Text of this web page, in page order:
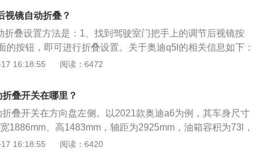
热无法折叠。奥迪后视镜折叠功能智能的地方体现在车辆通
够自动折叠以防损坏后视镜，最大限度避免了擦伤后视镜，
狭窄通道时的可能性。总而言之，不可过于频繁使用操控后
售是有10款车型。2、介绍二：车辆使用的是2.0T涡轮增压
手自一体变速箱，机动车辆的车身长度是4717毫米，宽度是19
毫米轴距是2864毫米，车辆的最小离地间隙是216毫米。
视镜自动折叠？
折叠设置方法是：1、找到驾驶室门把手上的调节后视镜按
的按钮，即可进行折叠设置。关于奥迪q5l的相关信息如下：
其是一款中型suv，车身尺寸是：长4753mm、宽1893mm、
直4缸涡轮增压发动机，最大马力是190ps，最大扭矩是320n
，与其匹配的是7挡双离合变速箱。
16:18:55 阅读：6472
叠开关在哪里？
叠开关在方向盘左侧。以2021款奥迪a6为例，其车身尺寸
1886mm、高1483mm，轴距为2925mm，油箱容积为73l，
1680l。2021款奥迪a6前、后悬架都是五连杆独立悬架，搭
16:18:55 阅读：6420